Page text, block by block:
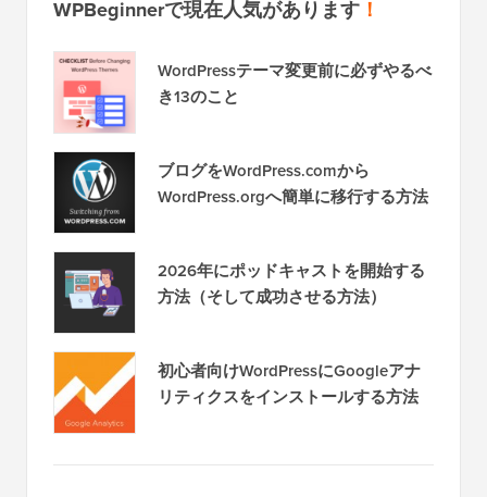
WPBeginnerで現在人気があります ！
WordPressテーマ変更前に必ずやるべ
き13のこと
ブログをWordPress.comから
WordPress.orgへ簡単に移行する方法
2026年にポッドキャストを開始する
方法（そして成功させる方法）
初心者向けWordPressにGoogleアナ
リティクスをインストールする方法